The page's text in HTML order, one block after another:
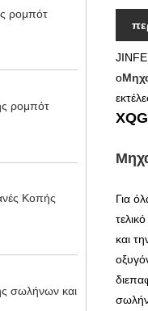
ρομπότ
ρομπότ
Κοπής
σωλήνων και
ο
XQG
Για
και